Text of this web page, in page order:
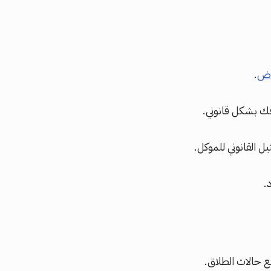
.
بشكل قانوني.
القانوني للموكل.
حالات الطلاق.